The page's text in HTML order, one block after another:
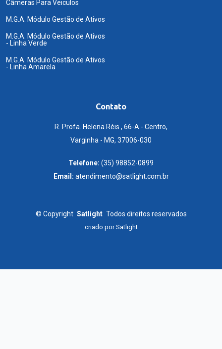
Câmeras Para Veiculos
M.G.A. Módulo Gestão de Ativos
M.G.A. Módulo Gestão de Ativos
- Linha Verde
M.G.A. Módulo Gestão de Ativos
- Linha Amarela
Contato
R. Profa. Helena Réis , 66-A - Centro,
Varginha - MG, 37006-030
Telefone: (35) 98852-0899
Email: atendimento@satlight.com.br
© Copyright Satlight Todos direitos reservados
criado porSatlight